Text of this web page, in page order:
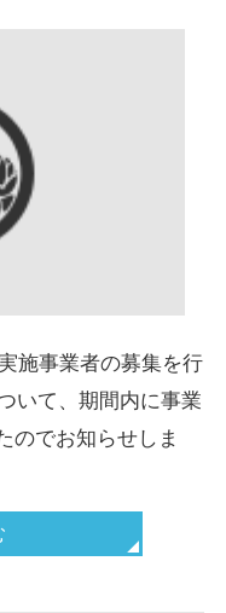
施事業者の募集を行
いて、期間内に事業
のでお知らせしま